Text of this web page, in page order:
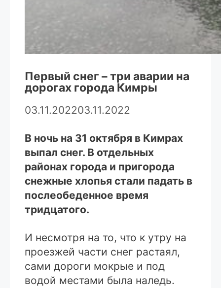
Первый снег – три аварии на
дорогах города Кимры
03.11.202203.11.2022
В ночь на 31 октября в Кимрах
выпал снег. В отдельных
районах города и пригорода
снежные хлопья стали падать в
послеобеденное время
тридцатого.
И несмотря на то, что к утру на
проезжей части снег растаял,
сами дороги мокрые и под
водой местами была наледь.